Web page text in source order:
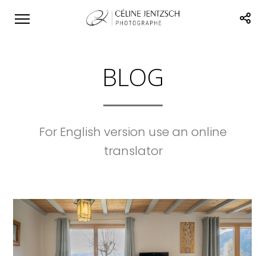
BLOG
For English version use an online
translator